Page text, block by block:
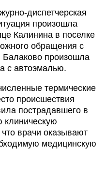
диспетчерская
произошла
Калинина в поселке
обращения с
Балаково произошла
с автоэмалью.
термические
происшествия
пострадавшего в
клиническую
врачи оказывают
медицинскую